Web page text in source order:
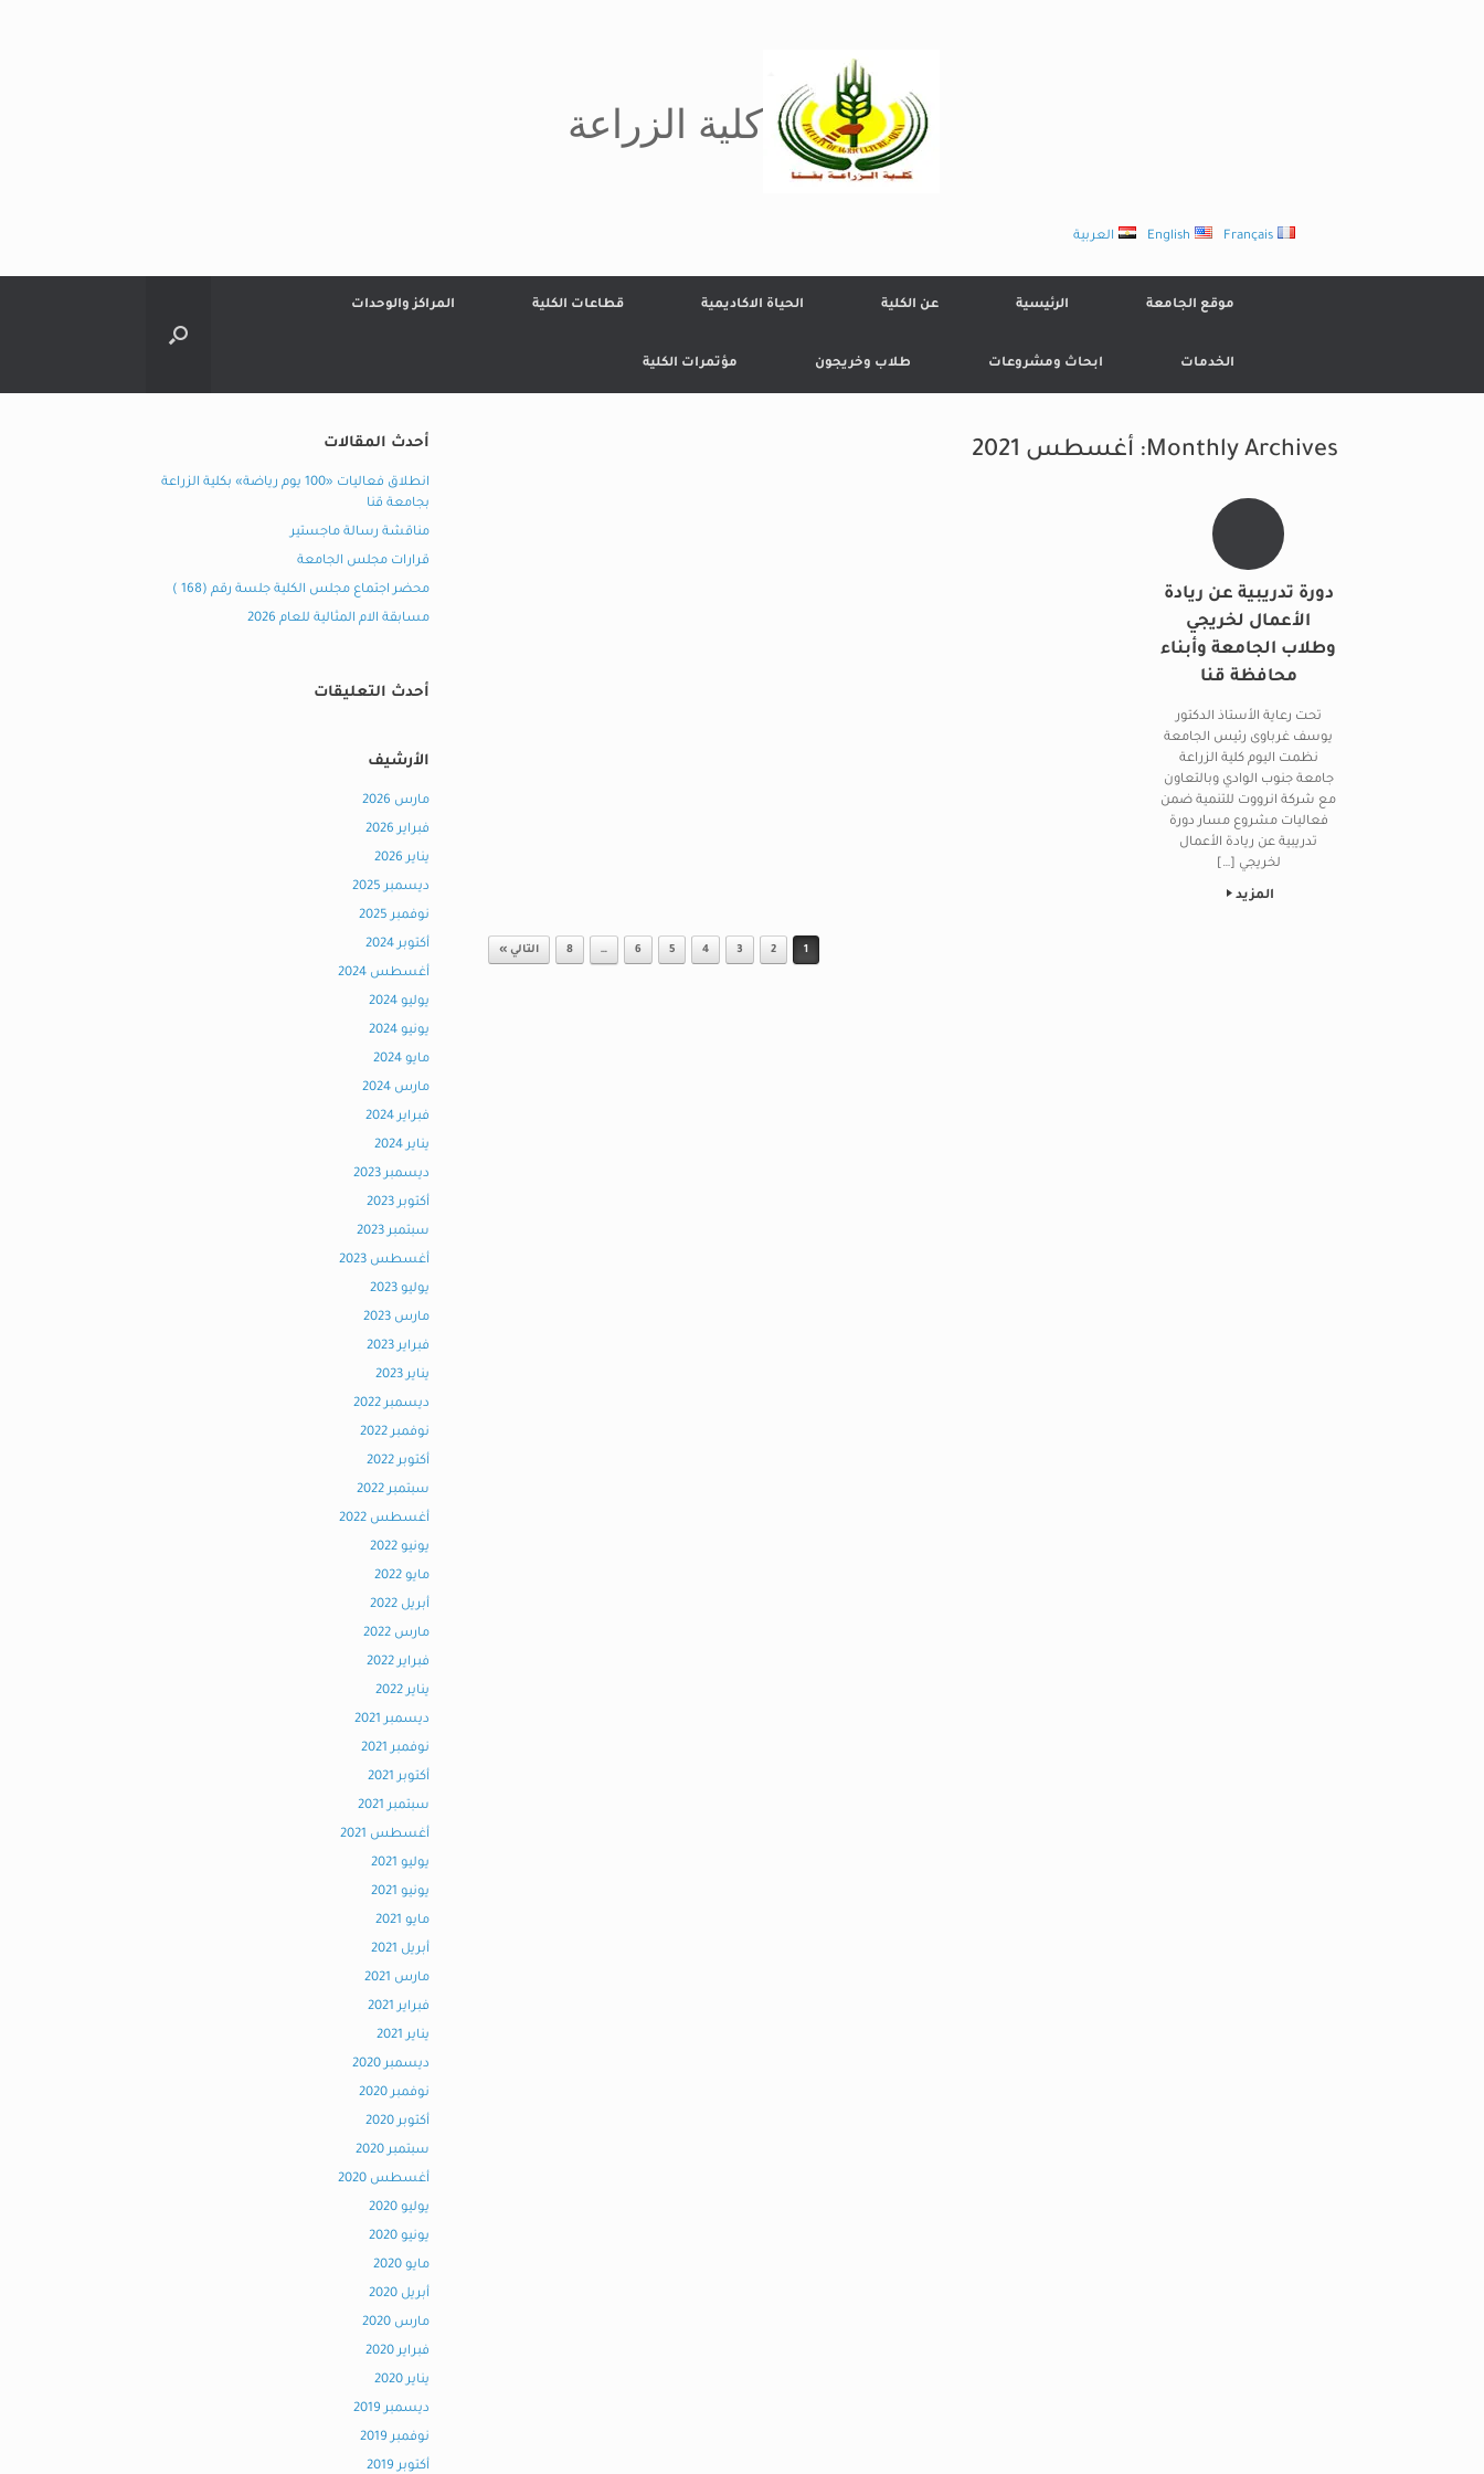
كلية الزراعة
العربية English Français
موقع الجامعة الرئيسية عن الكلية الحياة الاكاديمية قطاعات الكلية المراكز والوحدات
الخدمات ابحاث ومشروعات طلاب وخريجون مؤتمرات الكلية
Monthly Archives: أغسطس 2021
دورة تدريبية عن ريادة
الأعمال لخريجي
وطلاب الجامعة وأبناء
محافظة قنا
تحت رعاية الأستاذ الدكتور
يوسف غرباوى رئيس الجامعة
نظمت اليوم كلية الزراعة
جامعة جنوب الوادي وبالتعاون
مع شركة انرووت للتنمية ضمن
فعاليات مشروع مسار دورة
تدريبية عن ريادة الأعمال
لخريجي […]
المزيد
1
2
3
4
5
6
…
8 التالي »
أحدث المقالات
انطلاق فعاليات «100 يوم رياضة» بكلية الزراعة
بجامعة قنا
مناقشة رسالة ماجستير
قرارات مجلس الجامعة
محضر اجتماع مجلس الكلية جلسة رقم (168 )
مسابقة الام المثالية للعام 2026
أحدث التعليقات
الأرشيف
مارس 2026
فبراير 2026
يناير 2026
ديسمبر 2025
نوفمبر 2025
أكتوبر 2024
أغسطس 2024
يوليو 2024
يونيو 2024
مايو 2024
مارس 2024
فبراير 2024
يناير 2024
ديسمبر 2023
أكتوبر 2023
سبتمبر 2023
أغسطس 2023
يوليو 2023
مارس 2023
فبراير 2023
يناير 2023
ديسمبر 2022
نوفمبر 2022
أكتوبر 2022
سبتمبر 2022
أغسطس 2022
يونيو 2022
مايو 2022
أبريل 2022
مارس 2022
فبراير 2022
يناير 2022
ديسمبر 2021
نوفمبر 2021
أكتوبر 2021
سبتمبر 2021
أغسطس 2021
يوليو 2021
يونيو 2021
مايو 2021
أبريل 2021
مارس 2021
فبراير 2021
يناير 2021
ديسمبر 2020
نوفمبر 2020
أكتوبر 2020
سبتمبر 2020
أغسطس 2020
يوليو 2020
يونيو 2020
مايو 2020
أبريل 2020
مارس 2020
فبراير 2020
يناير 2020
ديسمبر 2019
نوفمبر 2019
أكتوبر 2019